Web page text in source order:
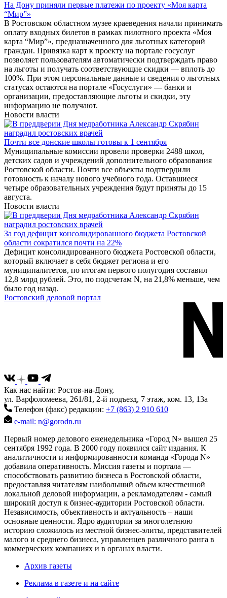
На Дону приняли первые платежи по проекту «Моя карта
“Мир”»
В Ростовском областном музее краеведения начали принимать
оплату входных билетов в рамках пилотного проекта «Моя
карта “Мир”», предназначенного для льготных категорий
граждан. Привязка карт к проекту на портале госуслуг
позволяет пользователям автоматически подтверждать право
на льготы и получать соответствующие скидки — вплоть до
100%. При этом персональные данные и сведения о льготных
статусах остаются на портале «Госуслуги» — банки и
организации, предоставляющие льготы и скидки, эту
информацию не получают.
Новости власти
Почти все донские школы готовы к 1 сентября
Муниципальные комиссии провели проверки 2488 школ,
детских садов и учреждений дополнительного образования
Ростовской области. Почти все объекты подтвердили
готовность к началу нового учебного года. Оставшиеся
четыре образовательных учреждения будут приняты до 15
августа.
Новости власти
За год дефицит консолидированного бюджета Ростовской
области сократился почти на 22%
Дефицит консолидированного бюджета Ростовской области,
который включает в себя бюджет региона и его
муниципалитетов, по итогам первого полугодия составил
12,8 млрд рублей. Это, по подсчетам N, на 21,8% меньше, чем
было год назад.
Ростовский деловой портал
Как нас найти: Ростов-на-Дону,
ул. Варфоломеева, 261/81, 2-й подъезд, 7 этаж, ком. 13, 13а
Телефон (факс) редакции: +7 (863) 2 910 610
e-mail: n@gorodn.ru
Первый номер делового еженедельника «Город N» вышел 25
сентября 1992 года. В 2000 году появился сайт издания. К
аналитичности и информированности команда «Города N»
добавила оперативность. Миссия газеты и портала —
способствовать развитию бизнеса в Ростовской области,
предоставляя читателям наибольший объем качественной
локальной деловой информации, а рекламодателям - самый
широкий доступ к бизнес-аудитории Ростовской области.
Независимость, объективность и актуальность – наши
основные ценности. Ядро аудитории за многолетнюю
историю сложилось из местной бизнес-элиты, представителей
малого и среднего бизнеса, управленцев различного ранга в
коммерческих компаниях и в органах власти.
Архив газеты
Реклама в газете и на сайте